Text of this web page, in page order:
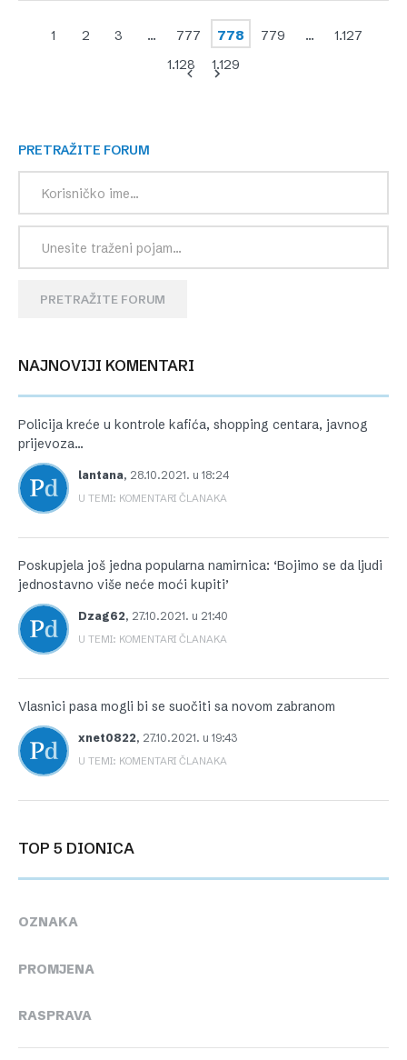
1 2 3 … 777 778 779 …
1.127
1.128
1.129
PRETRAŽITE FORUM
PRETRAŽITE FORUM
NAJNOVIJI KOMENTARI
Policija kreće u kontrole kafića, shopping centara, javnog
prijevoza…
lantana, 28.10.2021. u 18:24
U TEMI: KOMENTARI ČLANAKA
Poskupjela još jedna popularna namirnica: ‘Bojimo se da ljudi
jednostavno više neće moći kupiti’
Dzag62, 27.10.2021. u 21:40
U TEMI: KOMENTARI ČLANAKA
Vlasnici pasa mogli bi se suočiti sa novom zabranom
xnet0822, 27.10.2021. u 19:43
U TEMI: KOMENTARI ČLANAKA
TOP 5 DIONICA
OZNAKA
PROMJENA
RASPRAVA